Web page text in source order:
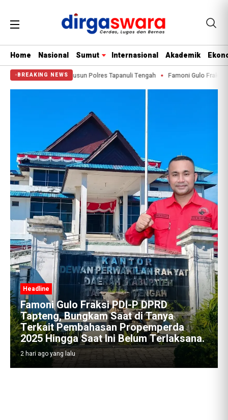
Home Nasional Sumut Internasional Akademik
BREAKING NEWS
Pembangunan Rusun Polres Tapanuli Tengah Famoni Gulo Fraksi PDI-P
Headline
Famoni Gulo Fraksi PDI-P DPRD
Tapteng, Bungkam Saat di Tanya
Terkait Pembahasan Propemperda
2025 Hingga Saat Ini Belum Terlaksana.
2 hari ago yang lalu